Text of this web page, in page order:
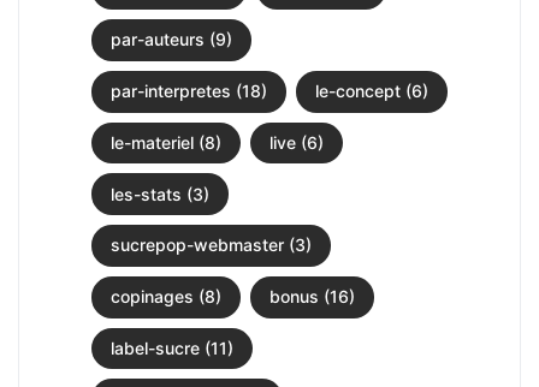
par-auteurs (9)
par-interpretes (18) le-concept (6)
le-materiel (8) live (6)
les-stats (3)
sucrepop-webmaster (3)
copinages (8) bonus (16)
label-sucre (11)